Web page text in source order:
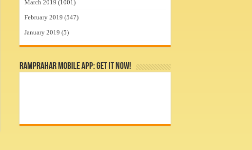
March 2019 (1001)
February 2019 (547)
January 2019 (5)
RamPrahar Mobile App: Get it Now!